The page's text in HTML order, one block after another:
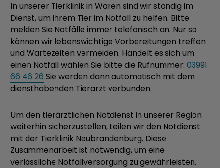
In unserer Tierklinik in Waren sind wir ständig im
Dienst, um ihrem Tier im Notfall zu helfen. Bitte
melden Sie Notfälle immer telefonisch an. Nur so
können wir lebenswichtige Vorbereitungen treffen
und Wartezeiten vermeiden. Handelt es sich um
einen Notfall wählen Sie bitte die Rufnummer: 03991
66 46 26 Sie werden dann automatisch mit dem
diensthabenden Tierarzt verbunden.
Um den tierärztlichen Notdienst in unserer Region
weiterhin sicherzustellen, teilen wir den Notdienst
mit der Tierklinik Neubrandenburg. Diese
Zusammenarbeit ist notwendig, um eine
verlässliche Notfallversorgung zu gewährleisten.